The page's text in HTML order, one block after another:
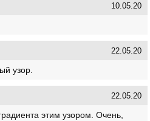
10.05.20
22.05.20
узор.
22.05.20
этим узором. Очень,